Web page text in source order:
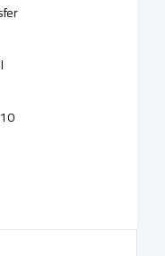
10 cPanel Accounts